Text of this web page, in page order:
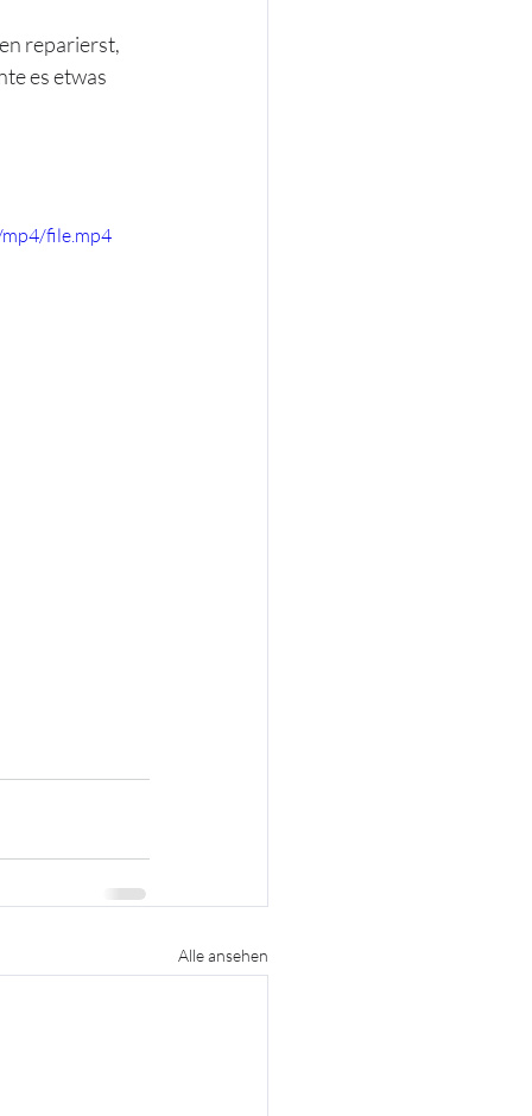
reparierst,
es etwas
file.mp4
Alle ansehen